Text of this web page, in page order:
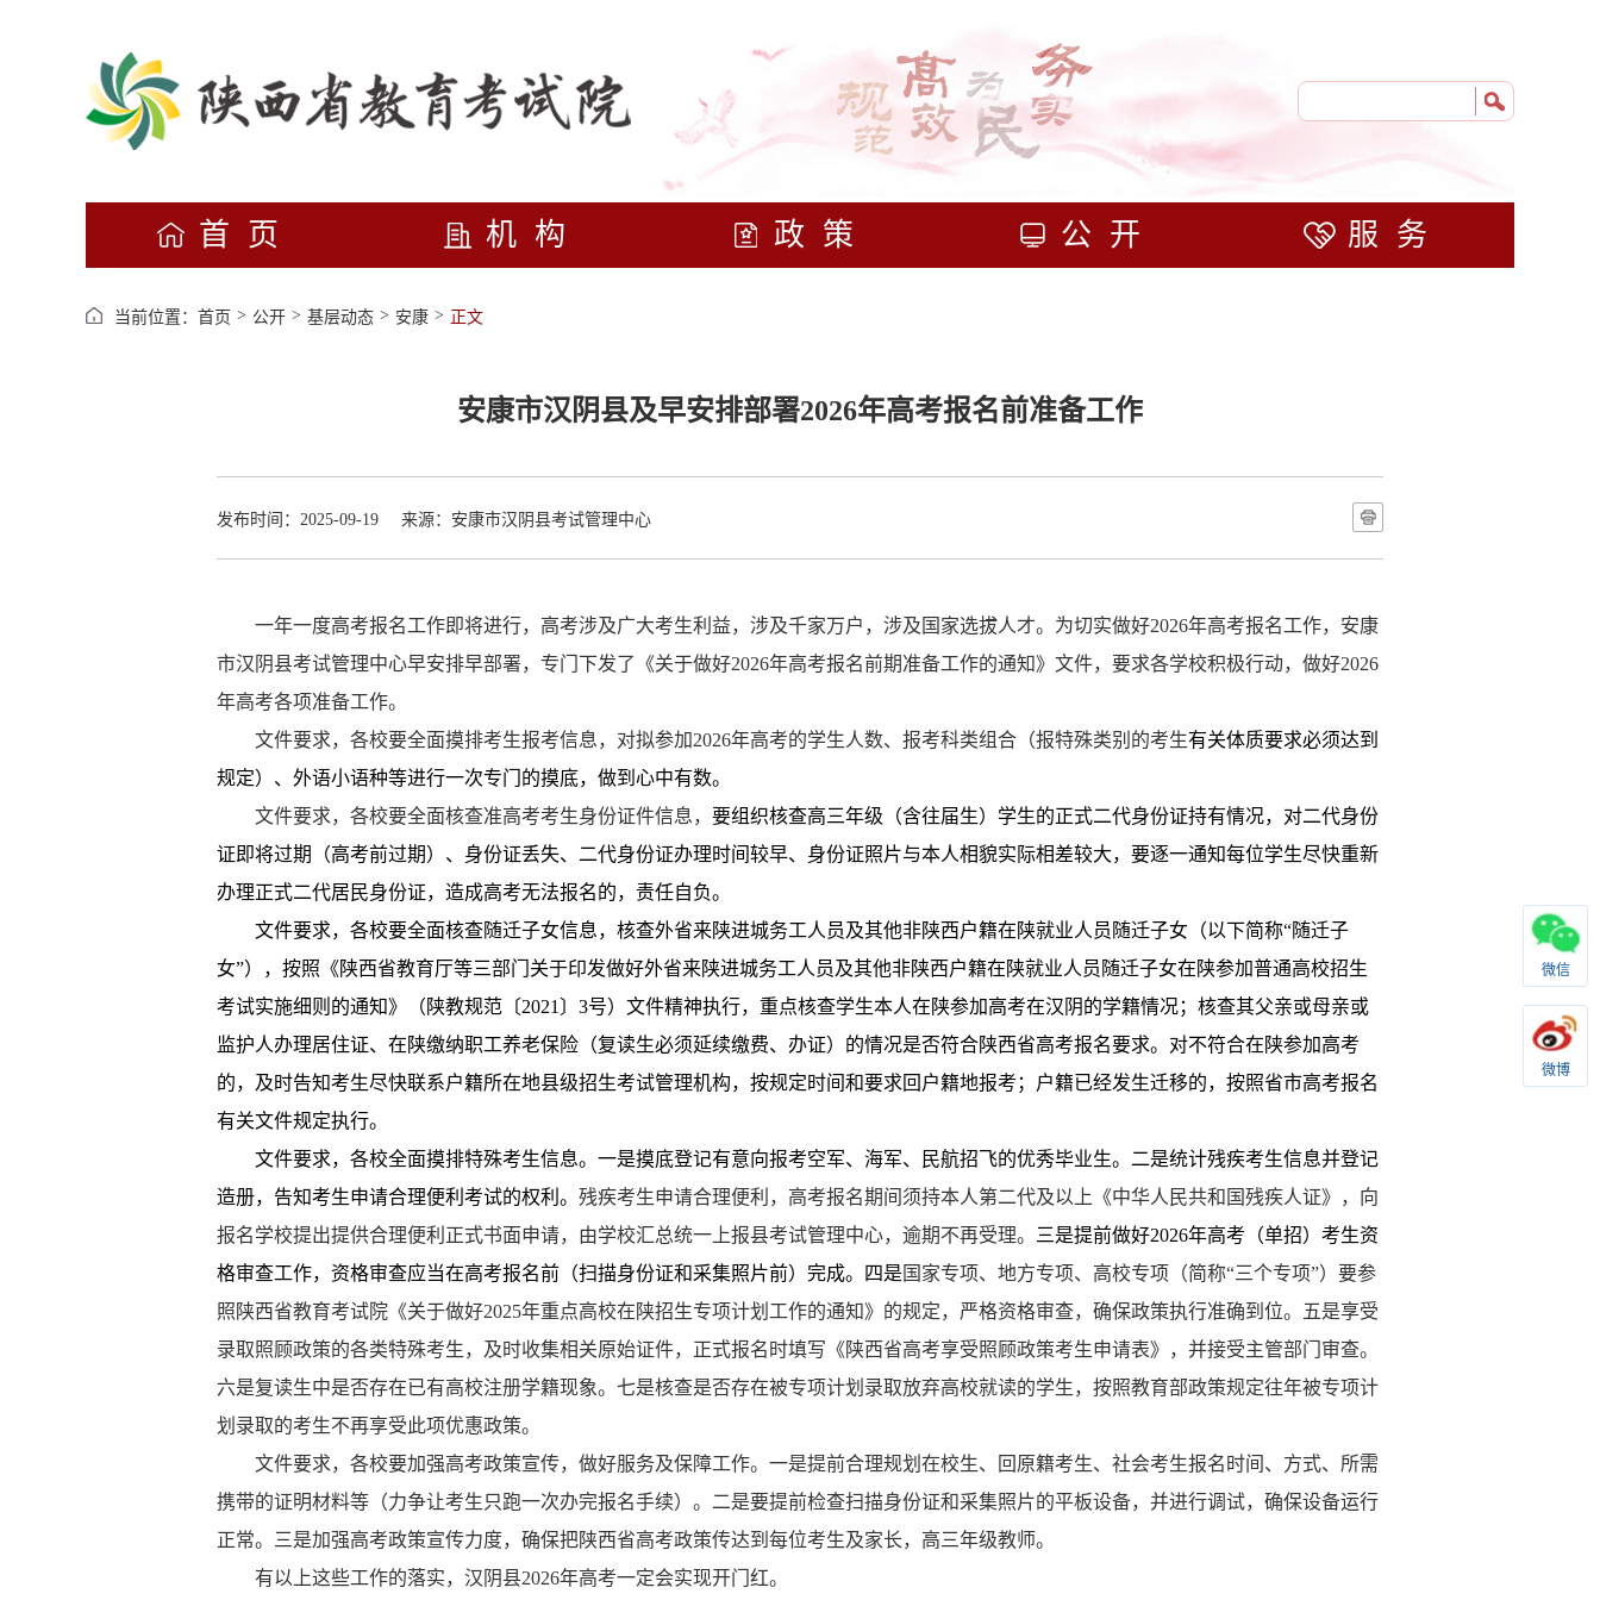
首页 机构 政策 公开 服务
当前位置： 首页 > 公开 > 基层动态 > 安康 > 正文
安康市汉阴县及早安排部署2026年高考报名前准备工作
发布时间：2025-09-19 来源：安康市汉阴县考试管理中心
一年一度高考报名工作即将进行，高考涉及广大考生利益，涉及千家万户，涉及国家选拔人才。为切实做好2026年高考报名工作，安康
市汉阴县考试管理中心早安排早部署，专门下发了《关于做好2026年高考报名前期准备工作的通知》文件，要求各学校积极行动，做好2026
年高考各项准备工作。
文件要求，各校要全面摸排考生报考信息，对拟参加2026年高考的学生人数、报考科类组合（报特殊类别的考生有关体质要求必须达到
规定）、外语小语种等进行一次专门的摸底，做到心中有数。
文件要求，各校要全面核查准高考考生身份证件信息， 要组织核查高三年级（含往届生）学生的正式二代身份证持有情况，对二代身份
证即将过期（高考前过期）、身份证丢失、二代身份证办理时间较早、身份证照片与本人相貌实际相差较大，要逐一通知每位学生尽快重新
办理正式二代居民身份证，造成高考无法报名的，责任自负。
文件要求，各校要全面核查随迁子女信息， 核查外省来陕进城务工人员及其他非陕西户籍在陕就业人员随迁子女（以下简称“随迁子
女”），按照《陕西省教育厅等三部门关于印发做好外省来陕进城务工人员及其他非陕西户籍在陕就业人员随迁子女在陕参加普通高校招生
考试实施细则的通知》（陕教规范〔2021 〕 3号）文件精神执行，重点核查学生本人在陕参加高考在汉阴的学籍情况；核查其父亲或母亲或
监护人办理居住证、在陕缴纳职工养老保险（复读生必须延续缴费、办证）的情况是否符合陕西省高考报名要求。对不符合在陕参加高考
的，及时告知考生尽快联系户籍所在地县级招生考试管理机构，按规定时间和要求回户籍地报考；户籍已经发生迁移的，按照省市高考报名
有关文件规定执行。
文件要求，各校全面摸排特殊考生信息。 一是摸底登记有意向报考空军、海军、民航招飞的优秀毕业生。 二是统计残疾考生信息并登记
造册，告知考生申请合理便利考试的权利。 残疾考生申请合理便利，高考报名期间须持本人第二代及以上《中华人民共和国残疾人证》，向
报名学校提出提供合理便利正式书面申请，由学校汇总统一上报县考试管理中心，逾期不再受理。
三是提前做好2026年高考（单招）考生资
格审查工作，资格审查应当在高考报名前（扫描身份证和采集照片前）完成。 四是 国家专项、地方专项、高校专项（简称“三个专项”）要参
照陕西省教育考试院《关于做好2025年重点高校在陕招生专项计划工作的通知》的规定，严格资格审查，确保政策执行准确到位。 五是享受
录取照顾政策的各类特殊考生， 及时收集相关原始证件，正式报名时填写《陕西省高考享受照顾政策考生申请表》，并接受主管部门审查。
六是复读生中是否存在已有高校注册学籍现象。 七是核查是否存在被专项计划录取放弃高校就读的学生，按照教育部政策规定往年被专项计
划录取的考生不再享受此项优惠政策。
文件要求，各校要加强高考政策宣传，做好服务及保障工作。 一是提前合理规划在校生、回原籍考生、社会考生报名时间、方式、所需
携带的证明材料等（力争让考生只跑一次办完报名手续）。 二是要提前检查扫描身份证和采集照片的平板设备，并进行调试，确保设备运行
正常。
三是加强高考政策宣传力度，确保把陕西省高考政策传达到每位考生及家长，高三年级教师。
有以上这些工作的落实，汉阴县2026年高考一定会实现开门红。
微信
微博